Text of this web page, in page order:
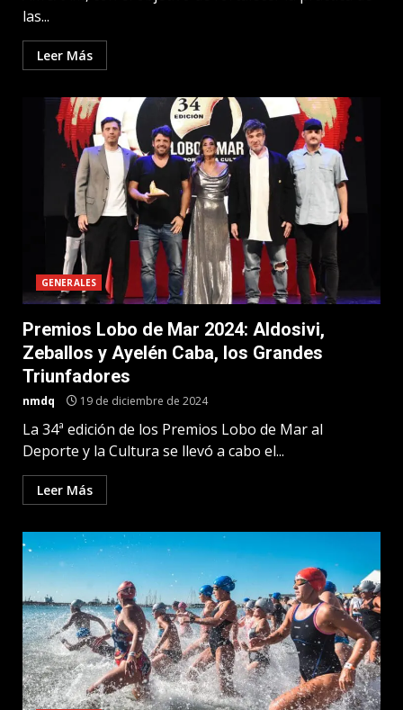
las...
Leer Más
GENERALES
Premios Lobo de Mar 2024: Aldosivi,
Zeballos y Ayelén Caba, los Grandes
Triunfadores
nmdq 19 de diciembre de 2024
La 34ª edición de los Premios Lobo de Mar al
Deporte y la Cultura se llevó a cabo el...
Leer Más